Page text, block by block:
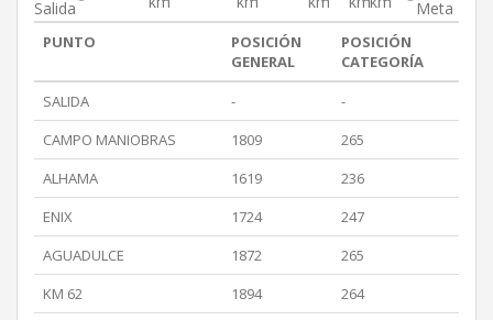
Salida Meta
PUNTO
POSICIÓN
GENERAL
POSICIÓN
CATEGORÍA
SALIDA
-
-
CAMPO MANIOBRAS
1809
265
ALHAMA
1619
236
ENIX
1724
247
AGUADULCE
1872
265
KM 62
1894
264